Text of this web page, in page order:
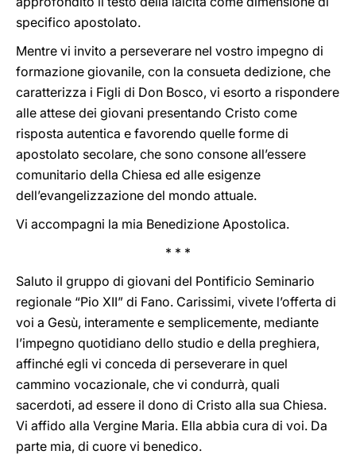
specifico apostolato.
Mentre vi invito a perseverare nel vostro impegno di
formazione giovanile, con la consueta dedizione, che
caratterizza i Figli di Don Bosco, vi esorto a rispondere
alle attese dei giovani presentando Cristo come
risposta autentica e favorendo quelle forme di
apostolato secolare, che sono consone all’essere
comunitario della Chiesa ed alle esigenze
dell’evangelizzazione del mondo attuale.
Vi accompagni la mia Benedizione Apostolica.
* * *
Saluto il gruppo di giovani del Pontificio Seminario
regionale “Pio XII” di Fano. Carissimi, vivete l’offerta di
voi a Gesù, interamente e semplicemente, mediante
l’impegno quotidiano dello studio e della preghiera,
affinché egli vi conceda di perseverare in quel
cammino vocazionale, che vi condurrà, quali
sacerdoti, ad essere il dono di Cristo alla sua Chiesa.
Vi affido alla Vergine Maria. Ella abbia cura di voi. Da
parte mia, di cuore vi benedico.